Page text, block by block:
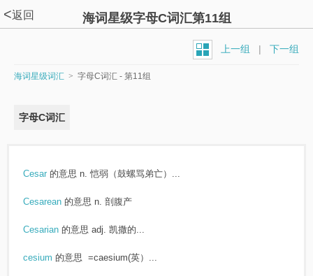
海词星级字母C词汇第11组
<返回
上一组 | 下一组
海词星级词汇 > 字母C词汇 - 第11组
字母C词汇
Cesar 的意思 n. 恺弱（鼓螺骂弟亡）...
Cesarean 的意思 n. 剖腹产
Cesarian 的意思 adj. 凯撒的...
cesium 的意思 =caesium(英）...